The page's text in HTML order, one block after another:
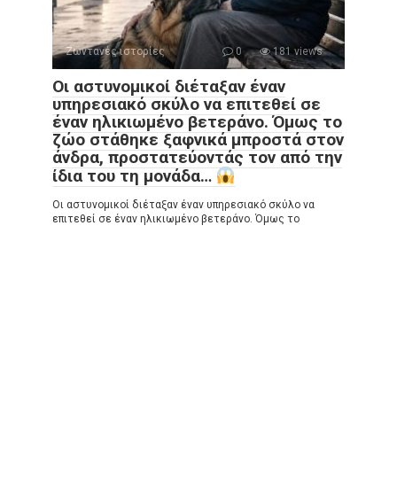
Ζωντανές ιστορίες 0 181 views
Οι αστυνομικοί διέταξαν έναν
υπηρεσιακό σκύλο να επιτεθεί σε
έναν ηλικιωμένο βετεράνο. Όμως το
ζώο στάθηκε ξαφνικά μπροστά στον
άνδρα, προστατεύοντάς τον από την
ίδια του τη μονάδα…
Οι αστυνομικοί διέταξαν έναν υπηρεσιακό σκύλο να
επιτεθεί σε έναν ηλικιωμένο βετεράνο. Όμως το